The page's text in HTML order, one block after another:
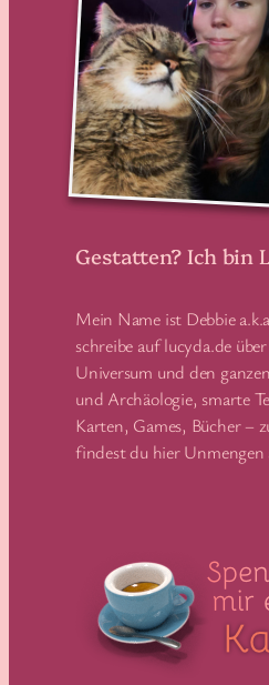
Gestatten? Ich bin
Mein Name ist Debbie
schreibe auf lucyda.de
Universum und den
und Archäologie, smarte
Karten, Games, Bücher –
findest du hier Unmengen